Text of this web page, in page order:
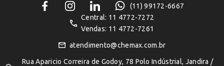
(11) 99172-6667
Central: 11 4772-7272
Vendas: 11 4772-7261
atendimento@chemax.com.br
Rua Aparicio Correira de Godoy, 78 Polo Indústrial, Jandira /